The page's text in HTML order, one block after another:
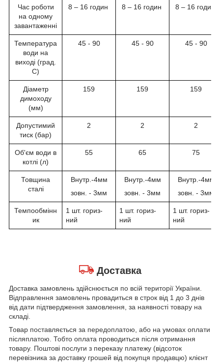
Час роботи
на одному
завантаженні
8 – 16 годин 8 – 16 годин 8 – 16 годин
Температура
води на
виході (град.
С)
45 - 90 45 - 90 45 - 90
Діаметр
димоходу
(мм)
159 159 159
Допустимий
тиск (бар)
2 2 2
Об'єм води в
котлі (л)
55 65 75
Товщина
сталі
Внутр.-4мм
зовн. - 3мм
Внутр.-4мм
зовн. - 3мм
Внутр.-4мм
зовн. - 3мм
Темпообмінн
ик
1 шт. гориз-
ний
1 шт. гориз-
ний
1 шт. гориз-
ний
Доставка
Доставка замовлень здійснюється по всій території України.
Відправлення замовлень провадиться в строк від 1 до 3 днів
від дати підтвердження замовлення, за наявності товару на
складі.
Товар поставляється за передоплатою, або на умовах оплати
післяплатою. Тобто оплата проводиться після отримання
товару. Поштові послуги з переказу платежу (відсоток
перевізника за доставку грошей від покупця продавцю) клієнт